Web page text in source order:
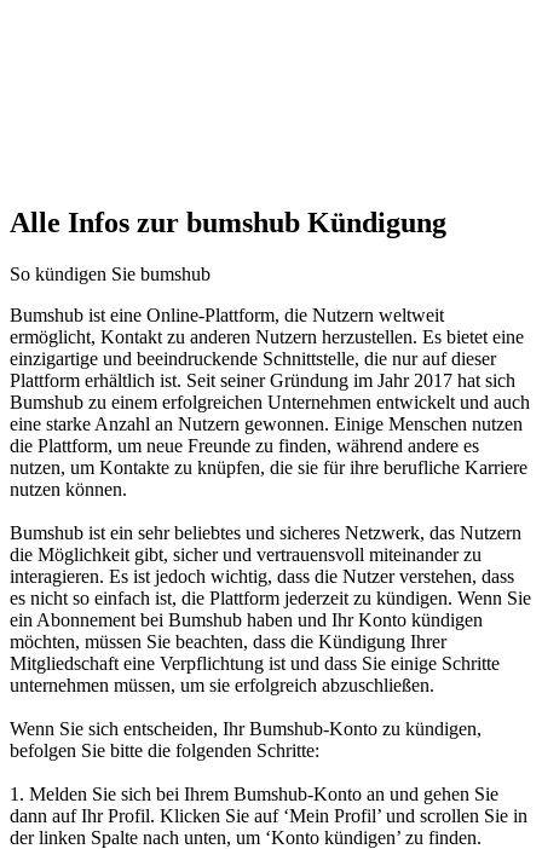
Alle Infos zur bumshub Kündigung
So kündigen Sie bumshub
Bumshub ist eine Online-Plattform, die Nutzern weltweit
ermöglicht, Kontakt zu anderen Nutzern herzustellen. Es bietet eine
einzigartige und beeindruckende Schnittstelle, die nur auf dieser
Plattform erhältlich ist. Seit seiner Gründung im Jahr 2017 hat sich
Bumshub zu einem erfolgreichen Unternehmen entwickelt und auch
eine starke Anzahl an Nutzern gewonnen. Einige Menschen nutzen
die Plattform, um neue Freunde zu finden, während andere es
nutzen, um Kontakte zu knüpfen, die sie für ihre berufliche Karriere
nutzen können.
Bumshub ist ein sehr beliebtes und sicheres Netzwerk, das Nutzern
die Möglichkeit gibt, sicher und vertrauensvoll miteinander zu
interagieren. Es ist jedoch wichtig, dass die Nutzer verstehen, dass
es nicht so einfach ist, die Plattform jederzeit zu kündigen. Wenn Sie
ein Abonnement bei Bumshub haben und Ihr Konto kündigen
möchten, müssen Sie beachten, dass die Kündigung Ihrer
Mitgliedschaft eine Verpflichtung ist und dass Sie einige Schritte
unternehmen müssen, um sie erfolgreich abzuschließen.
Wenn Sie sich entscheiden, Ihr Bumshub-Konto zu kündigen,
befolgen Sie bitte die folgenden Schritte:
1. Melden Sie sich bei Ihrem Bumshub-Konto an und gehen Sie
dann auf Ihr Profil. Klicken Sie auf ‘Mein Profil’ und scrollen Sie in
der linken Spalte nach unten, um ‘Konto kündigen’ zu finden.